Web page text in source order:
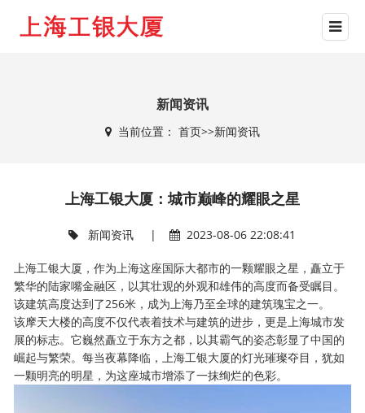
新闻资讯
当前位置： 首页>>新闻资讯
上海工银大厦：城市巅峰的耀眼之星
新闻资讯 | 2023-08-06 22:08:41
上海工银大厦，作为上海这座国际大都市的一颗耀眼之星，矗立于
繁华的陆家嘴金融区，以其壮观的外观和雄伟的高度而备受瞩目。
该建筑高度达到了256米，成为上海乃至全球的建筑瑰宝之一。
该摩天大楼的高度不仅代表着技术与建筑的进步，更是上海城市发
展的标志。它巍然矗立于东方之都，以其霸气的姿态彰显了中国的
崛起与繁荣。每当夜幕降临，上海工银大厦的灯光璀璨夺目，犹如
一颗明亮的明星，为这座城市增添了一抹绚烂的色彩。